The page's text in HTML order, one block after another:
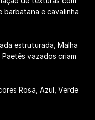
barbatana e cavalinha
estruturada, Malha
vazados criam
Rosa, Azul, Verde